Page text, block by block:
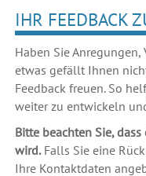
IHR FEEDBACK
Haben Sie
etwas gefällt Ihnen
Feedback freuen. So
weiter zu entwickeln
Bitte beachten Sie,
wird.Falls Sie eine
Ihre Kontaktdaten